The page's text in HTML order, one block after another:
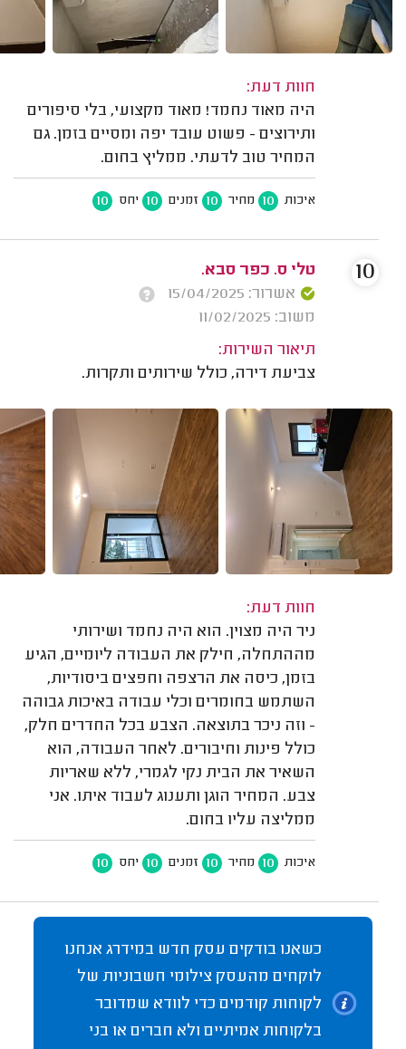
חוות דעת:
היה מאוד נחמד! מאוד מקצועי, בלי סיפורים
ותירוצים - פשוט עובד יפה ומסיים בזמן. גם
המחיר טוב לדעתי. ממליץ בחום.
איכות 10 מחיר 10 זמנים 10 יחס 10
טלי ס. כפר סבא.
אשרור: 15/04/2025
משוב: 11/02/2025
תיאור השירות:
צביעת דירה, כולל שירותים ותקרות.
חוות דעת:
ניר היה מצוין. הוא היה נחמד ושירותי
מההתחלה, חילק את העבודה ליומיים, הגיע
בזמן, כיסה את הרצפה וחפצים ביסודיות,
השתמש בחומרים וכלי עבודה באיכות גבוהה
- וזה ניכר בתוצאה. הצבע בכל החדרים חלק,
כולל פינות וחיבורים. לאחר העבודה, הוא
השאיר את הבית נקי לגמרי, ללא שאריות
צבע. המחיר הוגן ותענוג לעבוד איתו. אני
ממליצה עליו בחום.
איכות 10 מחיר 10 זמנים 10 יחס 10
10
כשאנו בודקים עסק חדש במידרג אנחנו
לוקחים מהעסק צילומי חשבוניות של
לקוחות קודמים כדי לוודא שמדובר
בלקוחות אמיתיים ולא חברים או בני